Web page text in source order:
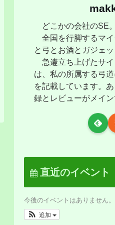
どこかの会社のSE
全国を行脚するマ
と弓とお酒とガジェッ
急遽立ち上げたサ
は、私の所属する弓
を記載しています。
録とレビューがメイン
直近のイベント
今後のイベントはありません。
追加